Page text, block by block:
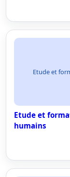
Etude et
Etude et
humains